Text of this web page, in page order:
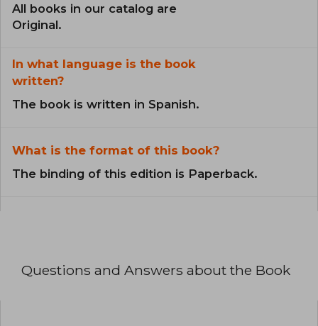
All books in our catalog are
Original.
In what language is the book
written?
The book is written in Spanish.
What is the format of this book?
The binding of this edition is Paperback.
Questions and Answers about the Book